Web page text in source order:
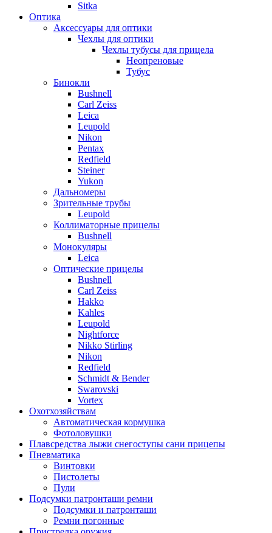
Sitka
Оптика
Аксессуары для оптики
Чехлы для оптики
Чехлы тубусы для прицела
Неопреновые
Тубус
Бинокли
Bushnell
Carl Zeiss
Leica
Leupold
Nikon
Pentax
Redfield
Steiner
Yukon
Дальномеры
Зрительные трубы
Leupold
Коллиматорные прицелы
Bushnell
Монокуляры
Leica
Оптические прицелы
Bushnell
Carl Zeiss
Hakko
Kahles
Leupold
Nightforce
Nikko Stirling
Nikon
Redfield
Schmidt & Bender
Swarovski
Vortex
Охотхозяйствам
Автоматическая кормушка
Фотоловушки
Плавсредства лыжи снегоступы сани прицепы
Пневматика
Винтовки
Пистолеты
Пули
Подсумки патронташи ремни
Подсумки и патронташи
Ремни погонные